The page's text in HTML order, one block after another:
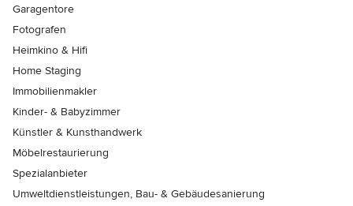
Garagentore
Fotografen
Heimkino & Hifi
Home Staging
Immobilienmakler
Kinder- & Babyzimmer
Künstler & Kunsthandwerk
Möbelrestaurierung
Spezialanbieter
Umweltdienstleistungen, Bau- & Gebäudesanierung